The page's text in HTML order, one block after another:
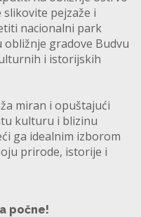
pejzaže i
nacionalni park
gradove Budvu
i istorijskih
miran i opuštajući
kulturu i blizinu
ga idealnim izborom
prirode, istorije i
počne!